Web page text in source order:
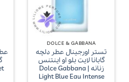
DOLCE & GABBANA
تستر اورجینال عطر دلچه
گابانا لایت بلو او اینتنس
زنانه | Dolce Gabbana
Light Blue Eau Intense